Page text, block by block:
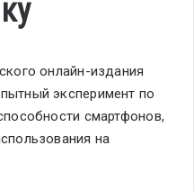
онлайн-издания
эксперимент по
смартфонов,
на